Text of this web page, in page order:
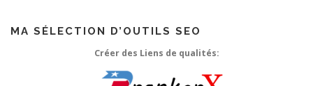
MA SÉLECTION D’OUTILS SEO
Créer des Liens de qualités: